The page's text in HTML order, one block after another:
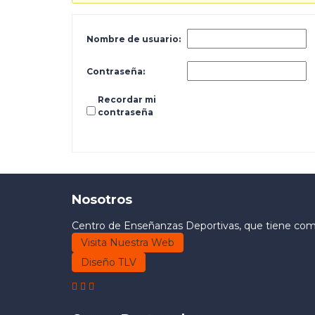
Nombre de usuario:
Contraseña:
Recordar mi
contraseña
Nosotros
Centro de Enseñanzas Deportivas, que tiene
Visita Nuestra Web
Diseño TLV